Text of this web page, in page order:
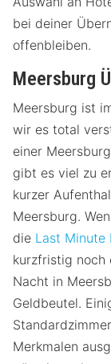
bei deiner
offenbleiben.
Meersburg
Meersburg ist
wir es total
einer
gibt es viel zu
kurzer
Meersburg.
die Last Minute
kurzfristig noch
Nacht in
Geldbeutel.
Merkmalen